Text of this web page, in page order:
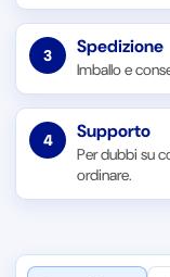
3 Spedizione
Imballo e
4 Supporto
Per dubbi su
ordinare.